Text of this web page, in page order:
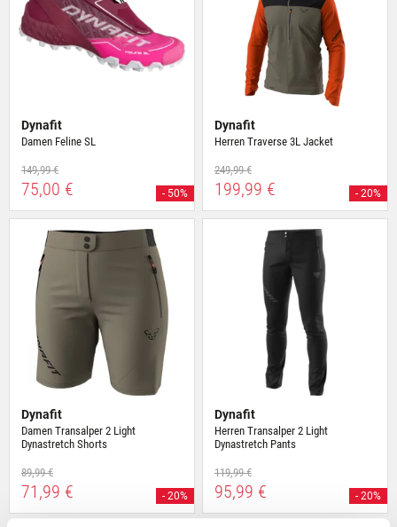
Dynafit
Damen Feline SL
149,99 €
75,00 € - 50%
Dynafit
Herren Traverse 3L Jacket
249,99 €
199,99 € - 20%
Dynafit
Damen Transalper 2 Light
Dynastretch Shorts
89,99 €
71,99 € - 20%
Dynafit
Herren Transalper 2 Light
Dynastretch Pants
119,99 €
95,99 € - 20%